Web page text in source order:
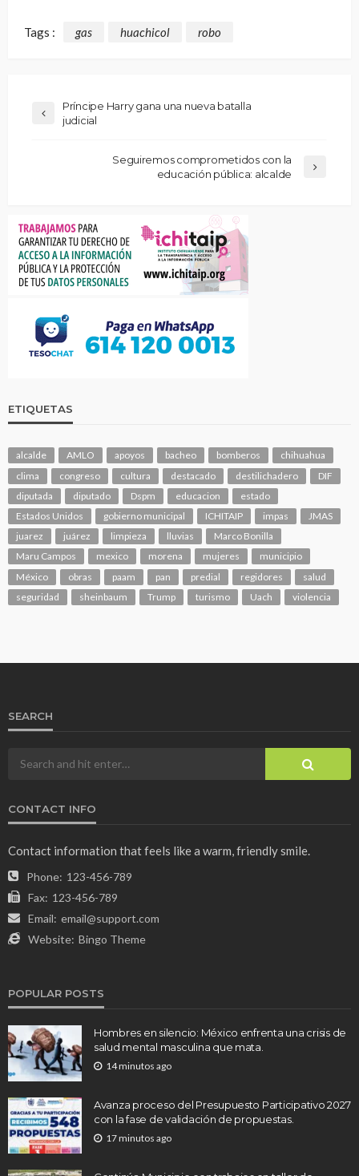
Tags : gas huachicol robo
Príncipe Harry gana una nueva batalla
judicial
Seguiremos comprometidos con la
educación pública: alcalde
ETIQUETAS
alcalde AMLO apoyos bacheo bomberos
chihuahua
clima
congreso cultura destacado destilichadero
DIF
diputada
diputado Dspm educacion
estado
Estados Unidos
gobierno municipal ICHITAIP impas
JMAS
juarez
juárez limpieza lluvias
Marco Bonilla
Maru Campos
mexico morena mujeres
municipio
México
obras paam pan predial regidores
salud
seguridad
sheinbaum Trump turismo Uach violencia
SEARCH
CONTACT INFO
Contact information that feels like a warm, friendly smile.
Phone: 123-456-789
Fax: 123-456-789
Email: email@support.com
Website: Bingo Theme
POPULAR POSTS
Hombres en silencio: México enfrenta una crisis de
salud mental masculina que mata.
14 minutos ago
Avanza proceso del Presupuesto Participativo 2027
con la fase de validación de propuestas.
17 minutos ago